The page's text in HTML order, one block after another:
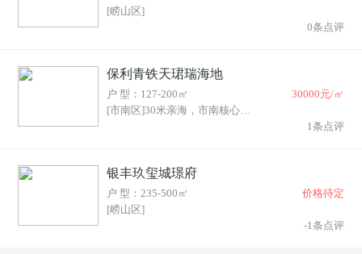
[崂山区]
0条点评
保利青铁天珺瑞海地
户 型：127-200㎡
30000元/㎡
[市南区]30米亲海，市南核心，
1条点评
银丰玖玺城璟府
户 型：235-500㎡
价格待定
[崂山区]
-1条点评